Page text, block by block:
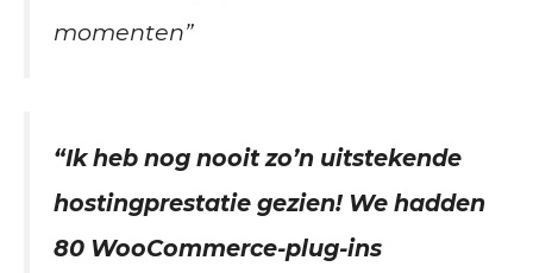
momenten”
“Ik heb nog nooit zo’n uitstekende
hostingprestatie gezien! We hadden
80 WooCommerce-plug-ins